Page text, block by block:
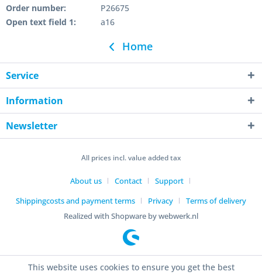
Order number:
P26675
Open text field 1:
a16
Home
Service
Information
Newsletter
All prices incl. value added tax
About us Contact
Support
Shippingcosts and payment terms
Privacy
Terms of delivery
Realized with Shopware by webwerk.nl
This website uses cookies to ensure you get the best